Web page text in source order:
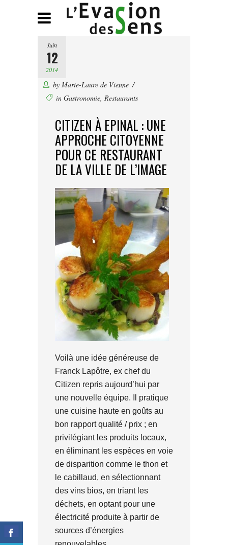
Juin
12
2014
by Marie-Laure de Vienne
in Gastronomie, Restaurants
CITIZEN À EPINAL : UNE
APPROCHE CITOYENNE
POUR CE RESTAURANT
DE LA VILLE DE L’IMAGE
Voilà une idée généreuse de
Franck Lapôtre, ex chef du
Citizen repris aujourd’hui par
une nouvelle équipe. Il pratique
une cuisine haute en goûts au
bon rapport qualité / prix ; en
privilégiant les produits locaux,
en éliminant les espèces en voie
de disparition comme le thon et
le cabillaud, en sélectionnant
des vins bios, en triant les
déchets, en optant pour une
électricité produite à partir de
sources d’énergies